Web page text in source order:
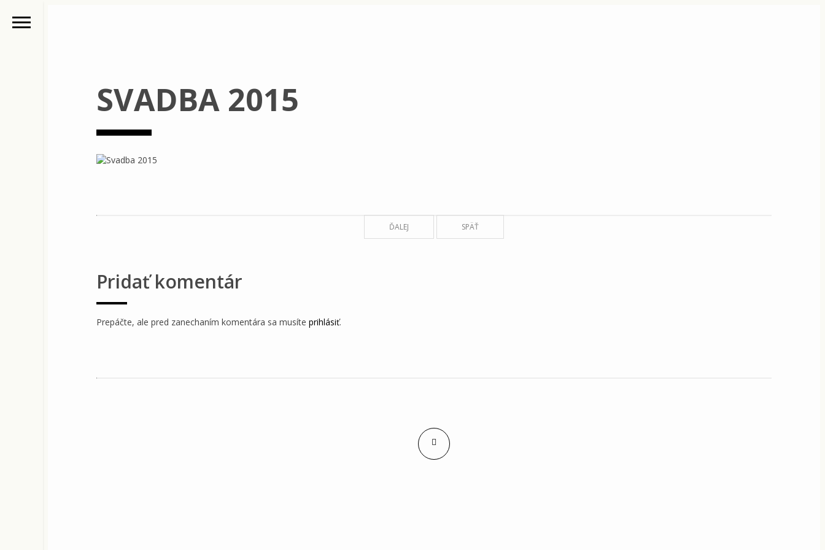
SVADBA 2015
ĎALEJ SPÄŤ
Pridať komentár
Prepáčte, ale pred zanechaním komentára sa musíte prihlásiť.